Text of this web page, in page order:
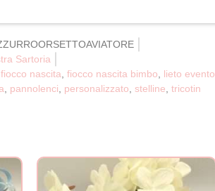
Sartoria
fiocco nascita fiocco nascita bimbo lieto evento
pannolenci personalizzato stelline tricotin